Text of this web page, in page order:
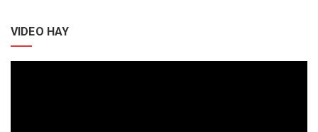
VIDEO HAY